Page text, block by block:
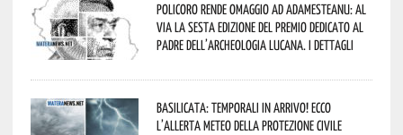
Policoro rende omaggio ad Adamesteanu: al
via la sesta edizione del Premio dedicato al
padre dell’archeologia lucana. I dettagli
Basilicata: temporali in arrivo! Ecco
l’allerta meteo della Protezione civile